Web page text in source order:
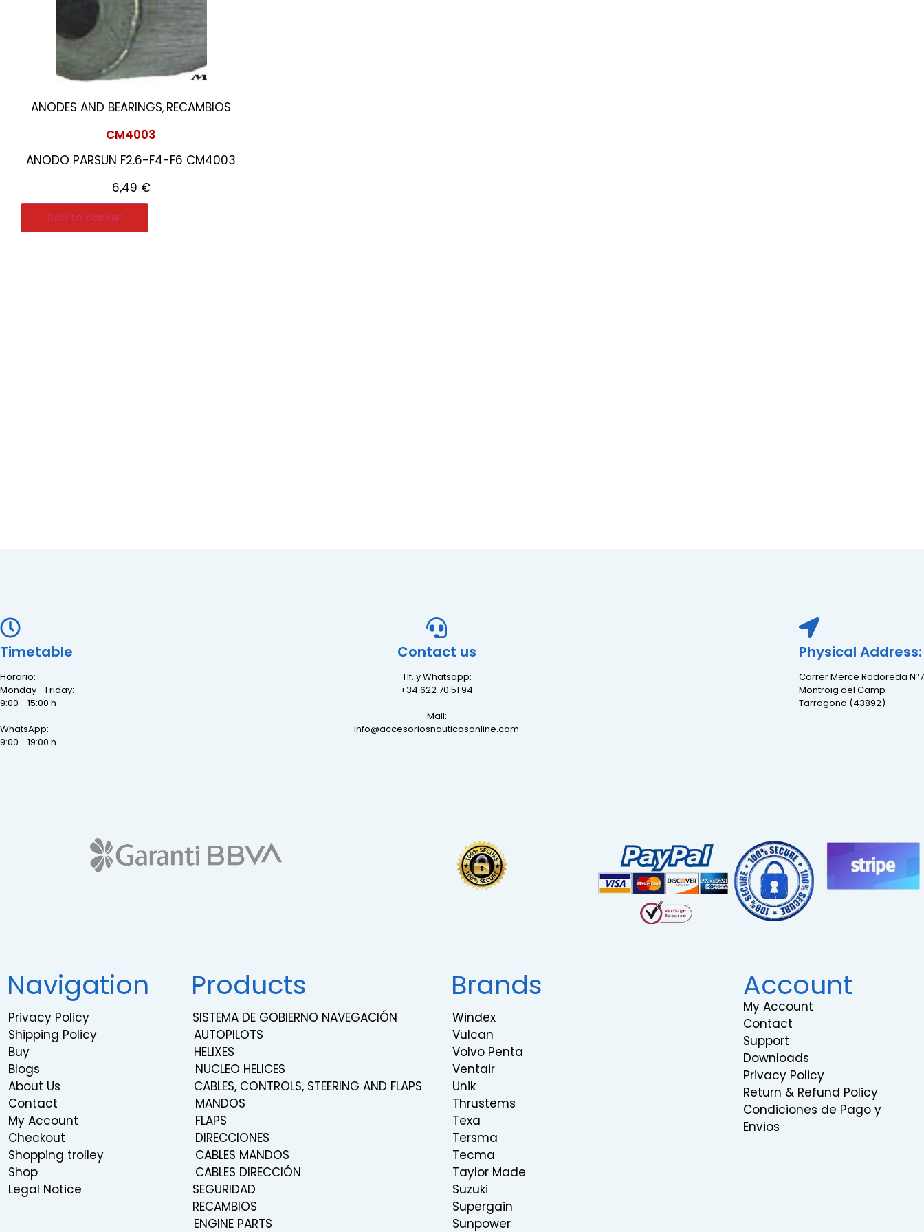
ANODES AND BEARINGS, RECAMBIOS
CM4003
ANODO PARSUN F2.6-F4-F6 CM4003
6,49 €
Add to basket
Timetable
Horario:
Monday - Friday:
9:00 - 15:00 h
WhatsApp:
9:00 - 19:00 h
Contact us
Tlf. y Whatsapp:
+34 622 70 51 94
Mail:
info@accesoriosnauticosonline.com
Physical Address:
Carrer Merce Rodoreda Nº7
Montroig del Camp
Tarragona (43892)
Navigation
Privacy Policy
Shipping Policy
Buy
Blogs
About Us
Contact
My Account
Checkout
Shopping trolley
Shop
Legal Notice
Products
SISTEMA DE GOBIERNO NAVEGACIÓN
AUTOPILOTS
HELIXES
NUCLEO HELICES
CABLES, CONTROLS, STEERING AND FLAPS
MANDOS
FLAPS
DIRECCIONES
CABLES MANDOS
CABLES DIRECCIÓN
SEGURIDAD
RECAMBIOS
ENGINE PARTS
Brands
Windex
Vulcan
Volvo Penta
Ventair
Unik
Thrustems
Texa
Tersma
Tecma
Taylor Made
Suzuki
Supergain
Sunpower
Account
My Account
Contact
Support
Downloads
Privacy Policy
Return & Refund Policy
Condiciones de Pago y
Envios